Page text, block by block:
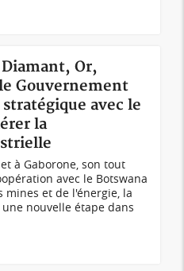
Or,
Gouvernement
avec le
la
à Gaborone, son tout
avec le Botswana
mines et de l'énergie, la
nouvelle étape dans